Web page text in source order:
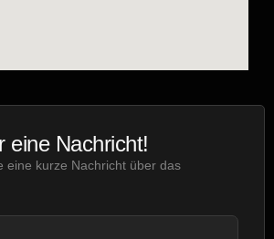
eine Nachricht!
eine kurze Nachricht über das